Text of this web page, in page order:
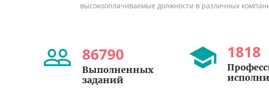
высокооплачиваемые должности в различных
86790
Выполненных
заданий
1818